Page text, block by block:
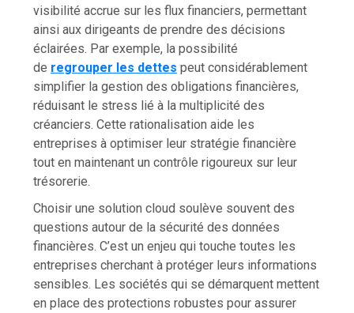
visibilité accrue sur les flux financiers, permettant
ainsi aux dirigeants de prendre des décisions
éclairées. Par exemple, la possibilité
de regrouper les dettes peut considérablement
simplifier la gestion des obligations financières,
réduisant le stress lié à la multiplicité des
créanciers. Cette rationalisation aide les
entreprises à optimiser leur stratégie financière
tout en maintenant un contrôle rigoureux sur leur
trésorerie.
Choisir une solution cloud soulève souvent des
questions autour de la sécurité des données
financières. C’est un enjeu qui touche toutes les
entreprises cherchant à protéger leurs informations
sensibles. Les sociétés qui se démarquent mettent
en place des protections robustes pour assurer